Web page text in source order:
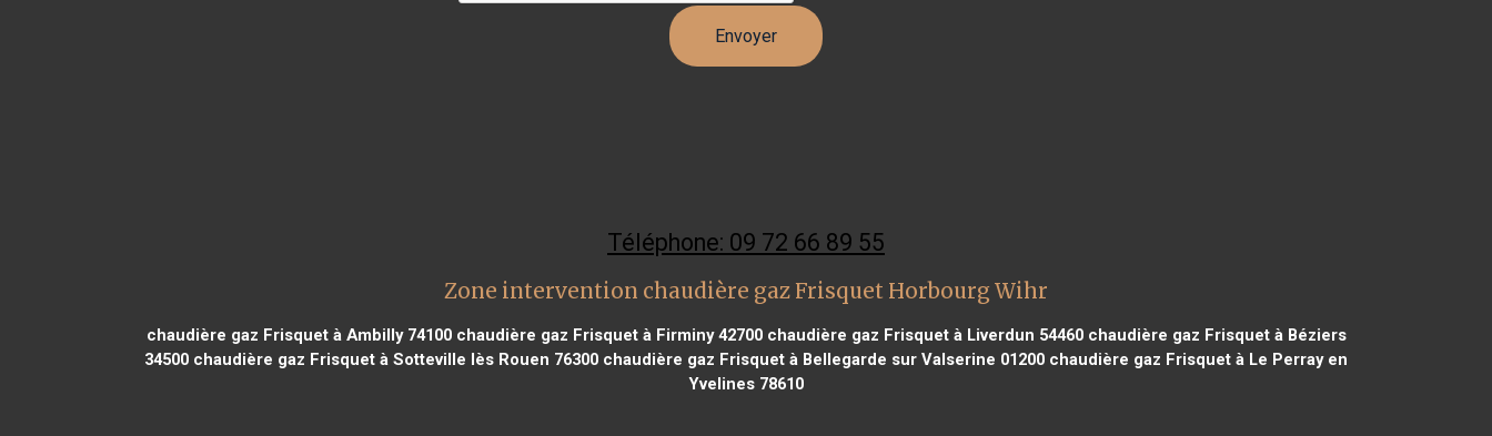
Téléphone: 09 72 66 89 55
Zone intervention chaudière gaz Frisquet Horbourg Wihr
chaudière gaz Frisquet à Ambilly 74100chaudière gaz Frisquet à Firminy 42700chaudière gaz Frisquet à Liverdun 54460chaudière gaz Frisquet à Béziers
34500 chaudière gaz Frisquet à Sotteville lès Rouen 76300 chaudière gaz Frisquet à Bellegarde sur Valserine 01200 chaudière gaz Frisquet à Le Perray en
Yvelines 78610